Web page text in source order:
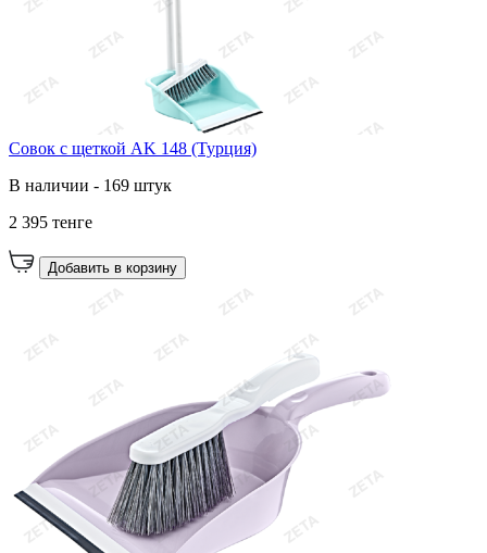
Совок с щеткой AK 148 (Турция)
В наличии - 169 штук
2 395 тенге
Добавить в корзину